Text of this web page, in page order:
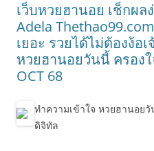
เว็บหวยฮานอย เช็กผล
Adela
เยอะ รวยได้ไม่ต้องง้อ
หวยฮานอยวันนี้ ครอง
OCT 68
ทำความเข้าใจ หวยฮานอย
ดิจิทัล